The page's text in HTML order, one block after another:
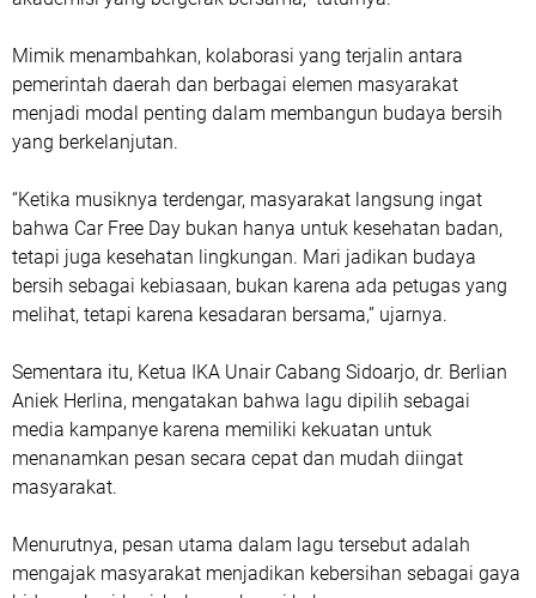
Mimik menambahkan, kolaborasi yang terjalin antara
pemerintah daerah dan berbagai elemen masyarakat
menjadi modal penting dalam membangun budaya bersih
yang berkelanjutan.
“Ketika musiknya terdengar, masyarakat langsung ingat
bahwa Car Free Day bukan hanya untuk kesehatan badan,
tetapi juga kesehatan lingkungan. Mari jadikan budaya
bersih sebagai kebiasaan, bukan karena ada petugas yang
melihat, tetapi karena kesadaran bersama,” ujarnya.
Sementara itu, Ketua IKA Unair Cabang Sidoarjo, dr. Berlian
Aniek Herlina, mengatakan bahwa lagu dipilih sebagai
media kampanye karena memiliki kekuatan untuk
menanamkan pesan secara cepat dan mudah diingat
masyarakat.
Menurutnya, pesan utama dalam lagu tersebut adalah
mengajak masyarakat menjadikan kebersihan sebagai gaya